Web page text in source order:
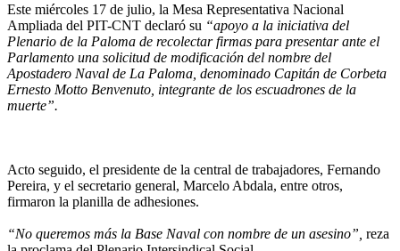
Este miércoles 17 de julio, la Mesa Representativa Nacional
Ampliada del PIT-CNT declaró su “apoyo a la iniciativa del
Plenario de la Paloma de recolectar firmas para presentar ante el
Parlamento una solicitud de modificación del nombre del
Apostadero Naval de La Paloma, denominado Capitán de Corbeta
Ernesto Motto Benvenuto, integrante de los escuadrones de la
muerte”.
Acto seguido, el presidente de la central de trabajadores, Fernando
Pereira, y el secretario general, Marcelo Abdala, entre otros,
firmaron la planilla de adhesiones.
“No queremos más la Base Naval con nombre de un asesino”, reza